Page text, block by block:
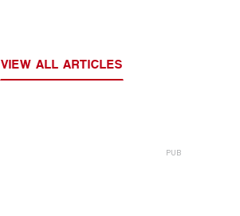
VIEW ALL ARTICLES